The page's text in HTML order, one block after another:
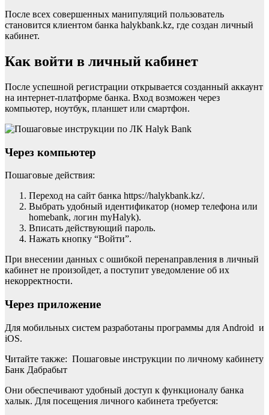
После всех совершенных манипуляций пользователь
становится клиентом банка halykbank.kz, где создан личный
кабинет.
Как войти в личный кабинет
После успешной регистрации открывается созданный аккаунт
на интернет-платформе банка. Вход возможен через
компьютер, ноутбук, планшет или смартфон.
Через компьютер
Пошаговые действия:
Переход на сайт банка https://halykbank.kz/.
Выбрать удобный идентификатор (номер телефона или
homebank, логин myHalyk).
Вписать действующий пароль.
Нажать кнопку “Войти”.
При внесении данных с ошибкой перенаправления в личный
кабинет не произойдет, а поступит уведомление об их
некорректности.
Через приложение
Для мобильных систем разработаны программы для Android и
iOS.
Читайте также: Пошаговые инструкции по личному кабинету
Банк Дабрабыт
Они обеспечивают удобный доступ к функционалу банка
халык. Для посещения личного кабинета требуется: